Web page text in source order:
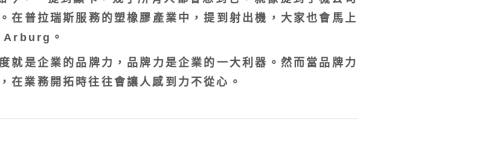
在普拉瑞斯服務的塑橡膠產業中，提到射出機，大家也會馬上
Arburg。
就是企業的品牌力，品牌力是企業的一大利器。然而當品牌力
在業務開拓時往往會讓人感到力不從心。